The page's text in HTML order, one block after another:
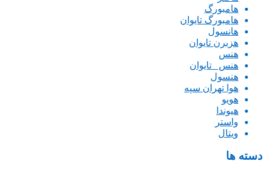
هامبورگ
هامبورگ تایوان
هانسول
هزبرن تایوان
هنس
هنس _تایوان
هنسول
هوا تهران سپه
هویو
هیوندا
واستر
ویتال
دسته ها